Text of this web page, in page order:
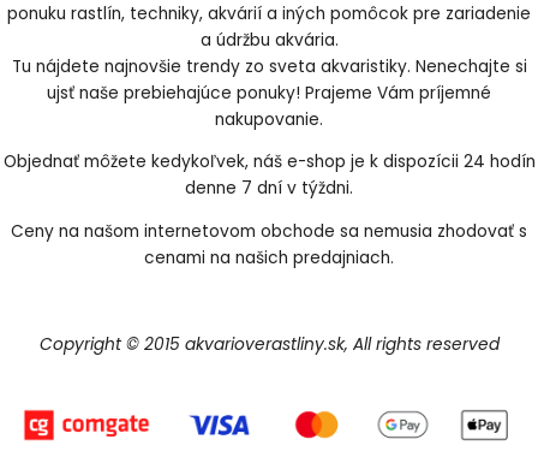
ponuku rastlín, techniky, akvárií a iných pomôcok pre zariadenie
a údržbu akvária.
Tu nájdete najnovšie trendy zo sveta akvaristiky. Nenechajte si
ujsť naše prebiehajúce ponuky! Prajeme Vám príjemné
nakupovanie.
Objednať môžete kedykoľvek, náš e-shop je k dispozícii 24 hodín
denne 7 dní v týždni.
Ceny na našom internetovom obchode sa nemusia zhodovať s
cenami na našich predajniach.
Copyright © 2015 akvarioverastliny.sk, All rights reserved